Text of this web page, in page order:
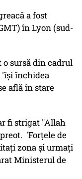
a fost
în Lyon (sud-
o sursă din cadrul
'îşi închidea
află în stare
fi strigat "Allah
'Forţele de
zona şi urmaţi
Ministerul de